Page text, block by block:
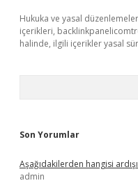
Hukuka ve yasal
içerikleri,
halinde, ilgili içerikler yasal
Son Yorumlar
Aşağıdakilerden hangisi
admin